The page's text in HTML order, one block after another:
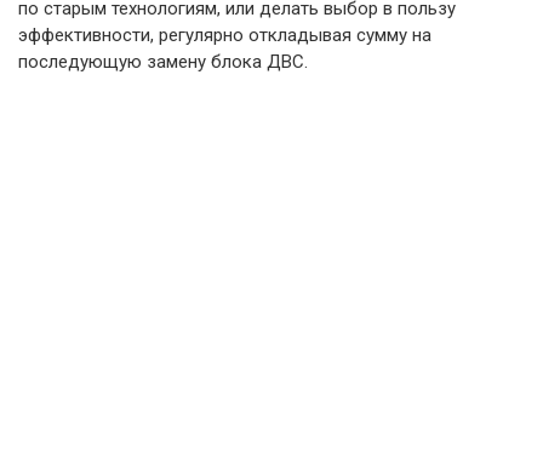
по старым технологиям, или делать выбор в пользу
эффективности, регулярно откладывая сумму на
последующую замену блока ДВС.